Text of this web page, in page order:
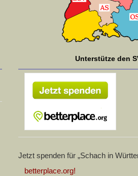
Unterstütze den
Jetzt spenden für „Schach in
betterplace.org!